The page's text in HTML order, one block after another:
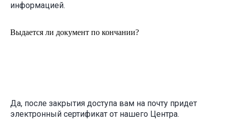
информацией.
Выдается ли документ по кончании?
Да, после закрытия доступа вам на почту придет
электронный сертификат от нашего Центра.